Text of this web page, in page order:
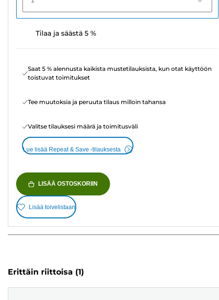
Tilaa ja säästä 5 %
Saat 5 % alennusta kaikista mustetilauksista, kun otat käyttöön
toistuvat toimitukset
Tee muutoksia ja peruuta tilaus milloin tahansa
Valitse tilauksesi määrä ja toimitusväli
Lue lisää Repeat & Save -tilauksesta
LISÄÄ OSTOSKORIIN
Lisää toivelistaan
Erittäin riittoisa (1)